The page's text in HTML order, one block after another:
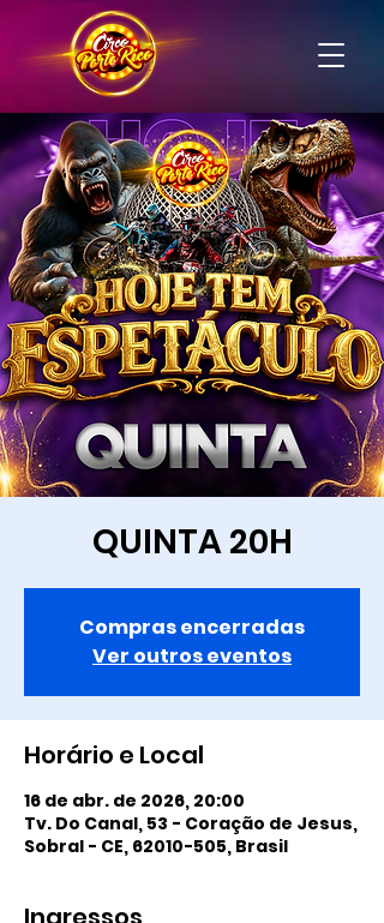
QUINTA 20H
Compras encerradas
Ver outros eventos
Horário e Local
16 de abr. de 2026, 20:00
Tv. Do Canal, 53 - Coração de Jesus,
Sobral - CE, 62010-505, Brasil